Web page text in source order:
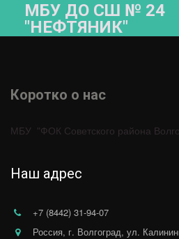
МБУ ДО СШ № 24
"НЕФТЯНИК"­­
Коротко о нас
МБУ  "ФОК Советского района
Наш адрес
+7 (8442) 31-94-07
Россия, г. Волгоград, ул.